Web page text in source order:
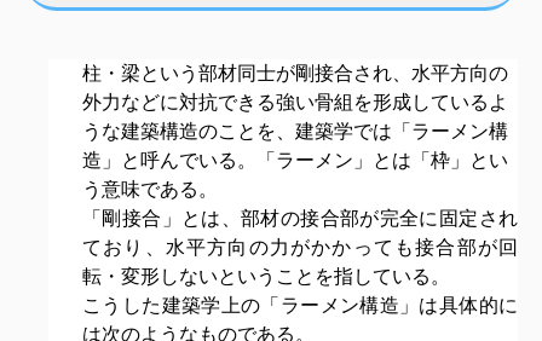
柱・梁という部材同士が剛接合され、水平方向の
外力などに対抗できる強い骨組を形成しているよ
うな建築構造のことを、建築学では「ラーメン構
造」と呼んでいる。「ラーメン」とは「枠」とい
う意味である。
「剛接合」とは、部材の接合部が完全に固定され
ており、水平方向の力がかかっても接合部が回
転・変形しないということを指している。
こうした建築学上の「ラーメン構造」は具体的に
は次のようなものである。